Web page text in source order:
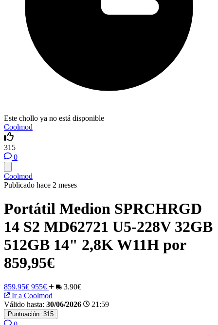
Este chollo ya no está disponible
Coolmod
315
0
Coolmod
Publicado hace 2 meses
Portátil Medion SPRCHRGD
14 S2 MD62721 U5-228V 32GB
512GB 14" 2,8K W11H por
859,95€
859.95€ 955€
3.90€
Ir a Coolmod
Válido hasta: 30/06/2026 21:59
Puntuación: 315